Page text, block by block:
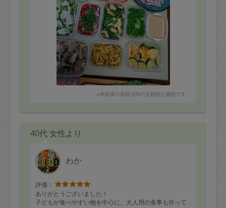
※依頼者の依頼当時の主観的な感想です。
40代 女性より
わか
評価：
ありがとうございました！
子どもが食べやすい物を中心に、大人用の食事も作って